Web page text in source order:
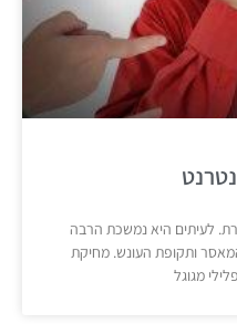
לעיתים היא נמשכת הרבה
ותקופת העונש. מחיקת
מגוגל